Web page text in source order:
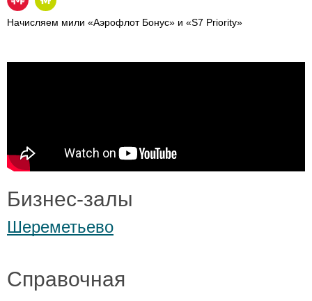
Начисляем мили «Аэрофлот Бонус» и «S7 Priority»
Бизнес-залы
Шереметьево
Справочная